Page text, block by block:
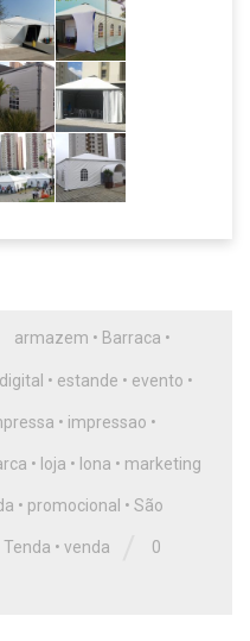
armazem • Barraca •
digital • estande • evento •
• impressao •
• loja • lona • marketing
• promocional • São
Tenda • venda 0